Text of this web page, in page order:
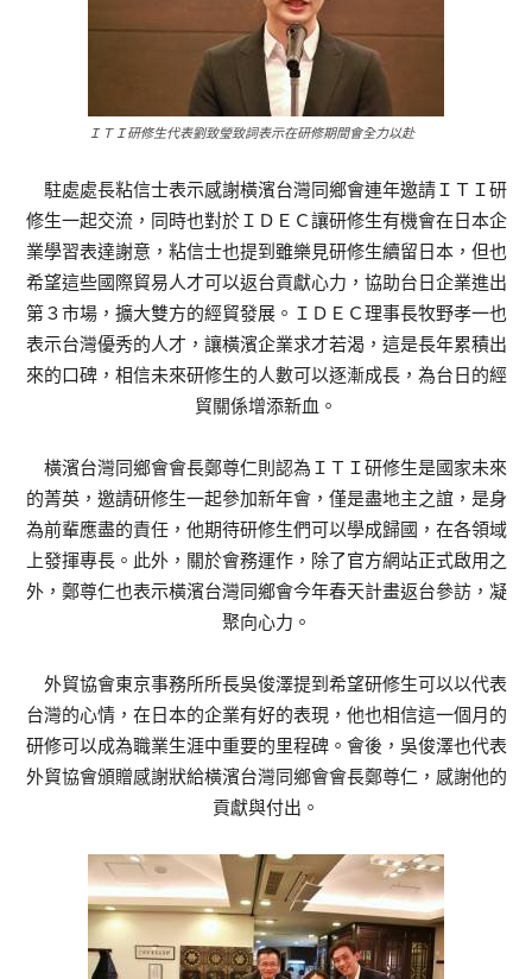
ＩＴＩ研修生代表劉致瑩致詞表示在研修期間會全力以赴
駐處處長粘信士表示感謝橫濱台灣同鄉會連年邀請ＩＴＩ研
修生一起交流，同時也對於ＩＤＥＣ讓研修生有機會在日本企
業學習表達謝意，粘信士也提到雖樂見研修生續留日本，但也
希望這些國際貿易人才可以返台貢獻心力，協助台日企業進出
第３市場，擴大雙方的經貿發展。ＩＤＥＣ理事長牧野孝一也
表示台灣優秀的人才，讓橫濱企業求才若渴，這是長年累積出
來的口碑，相信未來研修生的人數可以逐漸成長，為台日的經
貿關係增添新血。
橫濱台灣同鄉會會長鄭尊仁則認為ＩＴＩ研修生是國家未來
的菁英，邀請研修生一起參加新年會，僅是盡地主之誼，是身
為前輩應盡的責任，他期待研修生們可以學成歸國，在各領域
上發揮專長。此外，關於會務運作，除了官方網站正式啟用之
外，鄭尊仁也表示橫濱台灣同鄉會今年春天計畫返台參訪，凝
聚向心力。
外貿協會東京事務所所長吳俊澤提到希望研修生可以以代表
台灣的心情，在日本的企業有好的表現，他也相信這一個月的
研修可以成為職業生涯中重要的里程碑。會後，吳俊澤也代表
外貿協會頒贈感謝狀給橫濱台灣同鄉會會長鄭尊仁，感謝他的
貢獻與付出。